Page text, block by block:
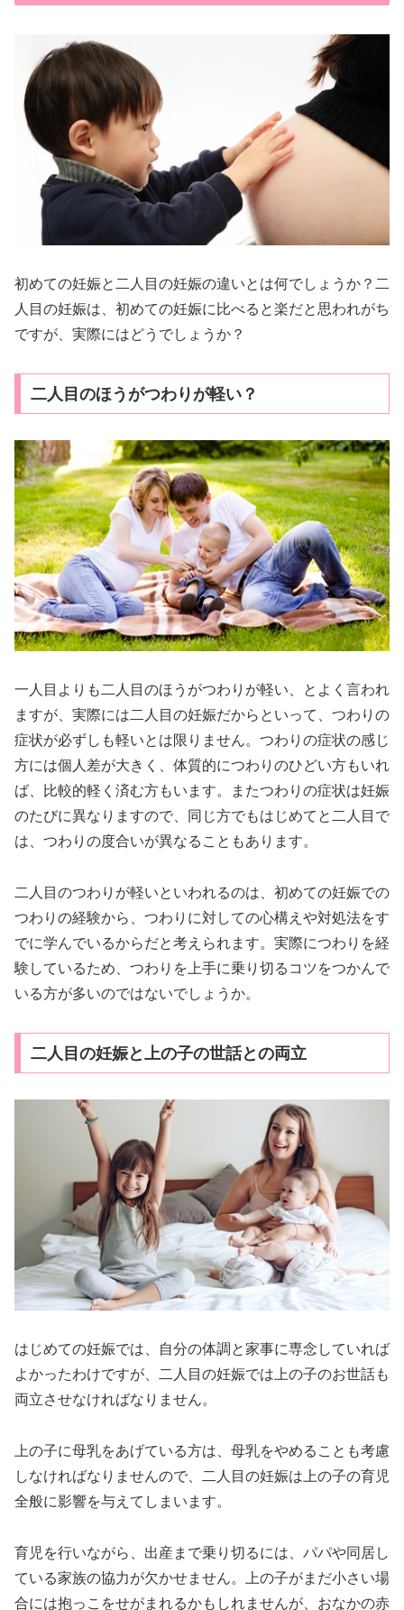
初めての妊娠と二人目の妊娠の違いとは何でしょうか？二
人目の妊娠は、初めての妊娠に比べると楽だと思われがち
ですが、実際にはどうでしょうか？
二人目のほうがつわりが軽い？
一人目よりも二人目のほうがつわりが軽い、とよく言われ
ますが、実際には二人目の妊娠だからといって、つわりの
症状が必ずしも軽いとは限りません。つわりの症状の感じ
方には個人差が大きく、体質的につわりのひどい方もいれ
ば、比較的軽く済む方もいます。またつわりの症状は妊娠
のたびに異なりますので、同じ方でもはじめてと二人目で
は、つわりの度合いが異なることもあります。
二人目のつわりが軽いといわれるのは、初めての妊娠での
つわりの経験から、つわりに対しての心構えや対処法をす
でに学んでいるからだと考えられます。実際につわりを経
験しているため、つわりを上手に乗り切るコツをつかんで
いる方が多いのではないでしょうか。
二人目の妊娠と上の子の世話との両立
はじめての妊娠では、自分の体調と家事に専念していれば
よかったわけですが、二人目の妊娠では上の子のお世話も
両立させなければなりません。
上の子に母乳をあげている方は、母乳をやめることも考慮
しなければなりませんので、二人目の妊娠は上の子の育児
全般に影響を与えてしまいます。
育児を行いながら、出産まで乗り切るには、パパや同居し
ている家族の協力が欠かせません。上の子がまだ小さい場
合には抱っこをせがまれるかもしれませんが、おなかの赤